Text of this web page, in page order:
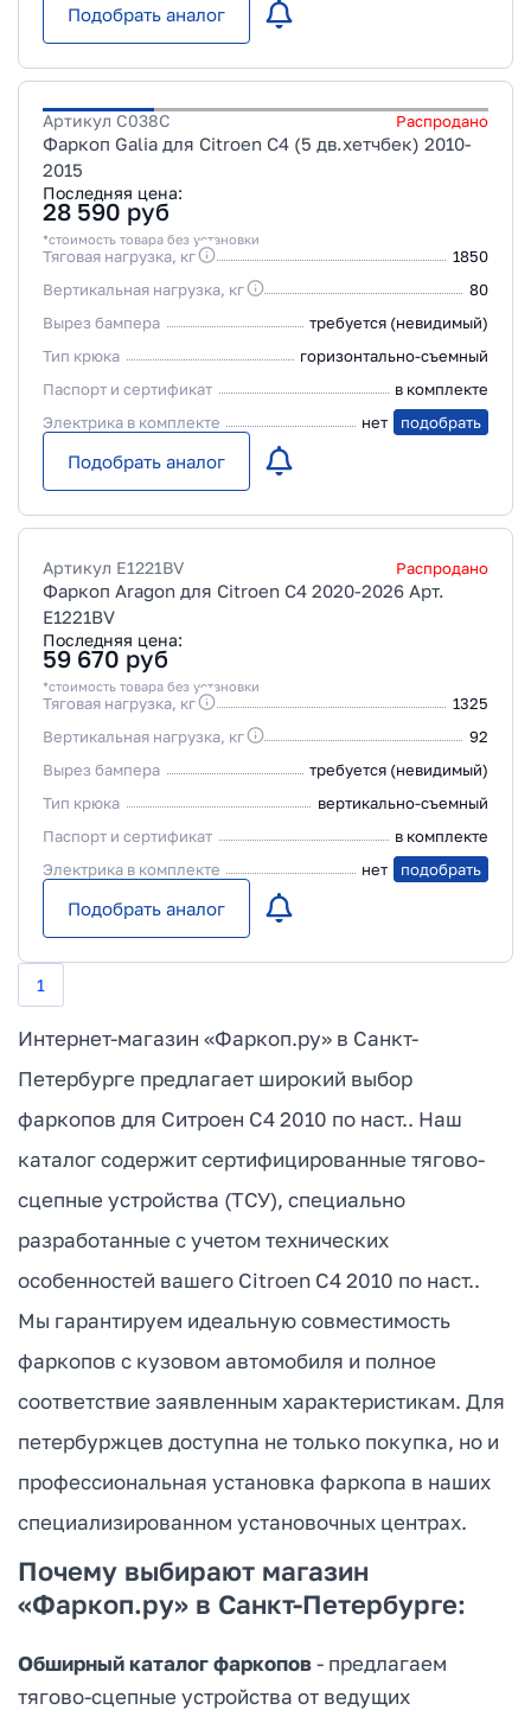
Подобрать аналог
Артикул C038C Распродано
Фаркоп Galia для Citroen C4 (5 дв.хетчбек) 2010-
2015
Последняя цена:
28 590 руб
*стоимость товара без установки
Тяговая нагрузка, кг
1850
Вертикальная нагрузка, кг
80
Вырез бампера
требуется (невидимый)
Тип крюка
горизонтально-съемный
Паспорт и сертификат
в комплекте
Электрика в комплекте
нет подобрать
Подобрать аналог
Артикул E1221BV Распродано
Фаркоп Aragon для Citroen C4 2020-2026 Арт.
E1221BV
Последняя цена:
59 670 руб
*стоимость товара без установки
Тяговая нагрузка, кг
1325
Вертикальная нагрузка, кг
92
Вырез бампера
требуется (невидимый)
Тип крюка
вертикально-съемный
Паспорт и сертификат
в комплекте
Электрика в комплекте
нет подобрать
Подобрать аналог
1
Интернет-магазин «Фаркоп.ру» в Санкт-
Петербурге предлагает широкий выбор
фаркопов для Ситроен С4 2010 по наст.. Наш
каталог содержит сертифицированные тягово-
сцепные устройства (ТСУ), специально
разработанные с учетом технических
особенностей вашего Citroen C4 2010 по наст..
Мы гарантируем идеальную совместимость
фаркопов с кузовом автомобиля и полное
соответствие заявленным характеристикам. Для
петербуржцев доступна не только покупка, но и
профессиональная установка фаркопа в наших
специализированном установочных центрах.
Почему выбирают магазин
«Фаркоп.ру» в Санкт-Петербурге:
Обширный каталог фаркопов- предлагаем
тягово-сцепные устройства от ведущих